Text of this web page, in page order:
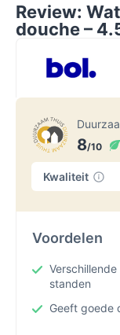
Review:
douche –
8/10
Kwaliteit
Voordelen
standen
Geeft goede